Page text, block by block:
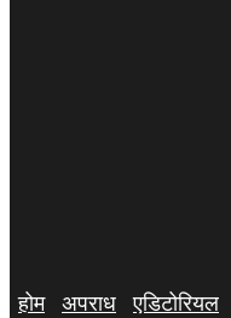
होम अपराध एडिटोरियल